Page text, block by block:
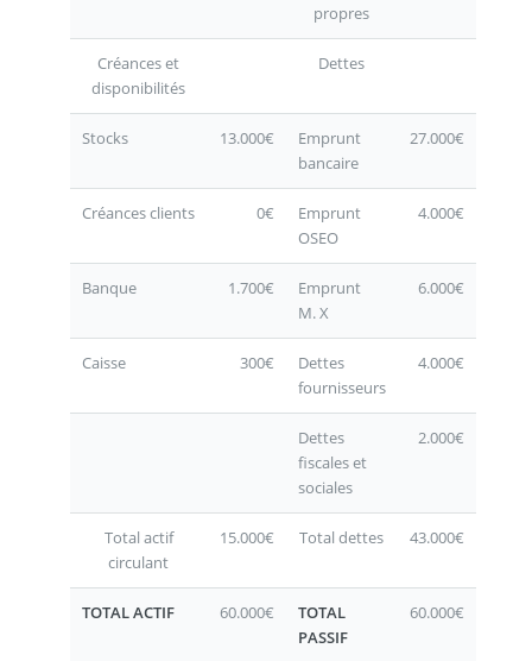
propres
Créances et
disponibilités
Dettes
Stocks 13.000€
Emprunt
bancaire
27.000€
Créances clients 0€
Emprunt
OSEO
4.000€
Banque 1.700€
Emprunt
M. X
6.000€
Caisse 300€
Dettes
fournisseurs
4.000€
Dettes
fiscales et
sociales
2.000€
Total actif
circulant
15.000€ Total dettes 43.000€
TOTAL ACTIF 60.000€
TOTAL
PASSIF
60.000€